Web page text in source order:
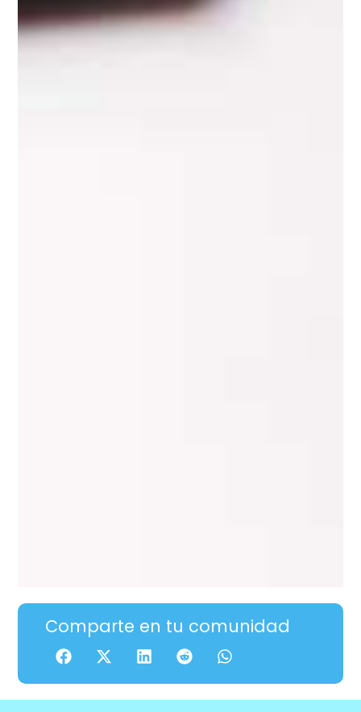
Comparte en tu comunidad